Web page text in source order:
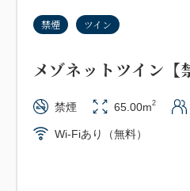
禁煙 ツイン
メゾネットツイン【
禁煙 65.00m2
Wi-Fiあり（無料）